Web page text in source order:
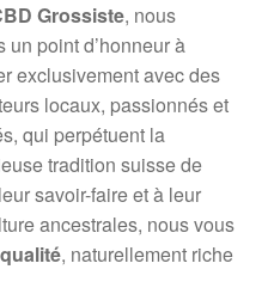
Grossiste, nous
un point d’honneur à
exclusivement avec des
locaux, passionnés et
qui perpétuent la
tradition suisse de
savoir-faire et à leur
ancestrales, nous vous
, naturellement riche